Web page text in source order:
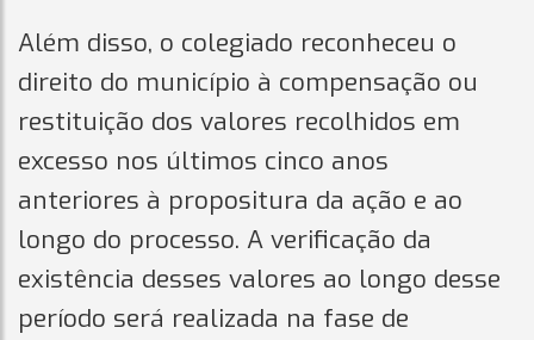
Além disso, o colegiado reconheceu o
direito do município à compensação ou
restituição dos valores recolhidos em
excesso nos últimos cinco anos
anteriores à propositura da ação e ao
longo do processo. A verificação da
existência desses valores ao longo desse
período será realizada na fase de